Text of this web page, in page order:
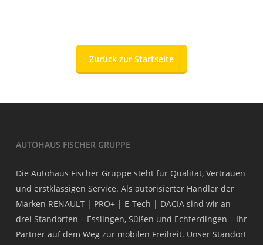
Zurück zur Startseite
AUTOHAUS FISCHER GRUPPE
Die Autohaus Fischer Gruppe steht für Qualität, Vertrauen
und erstklassigen Service. Als autorisierter Händler der
Marken RENAULT | PRO+ | E-Tech | DACIA sind wir an
drei Standorten – Esslingen, Süßen und Echterdingen – Ihr
Partner auf dem Weg zur mobilen Freiheit. Unser Standort